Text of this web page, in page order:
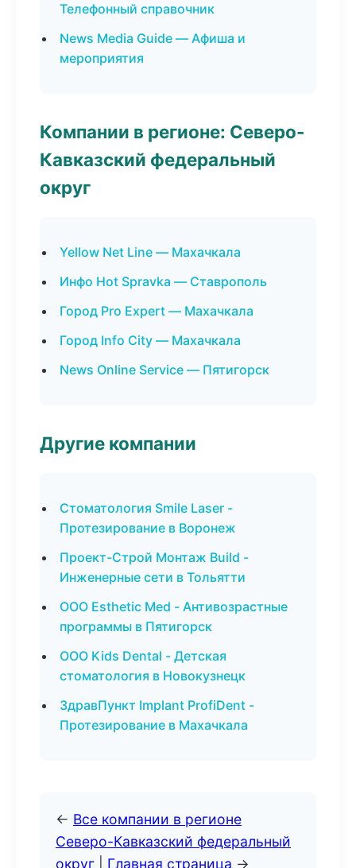
Телефонный справочник
News Media Guide — Афиша и
мероприятия
Компании в регионе: Северо-
Кавказский федеральный
округ
Yellow Net Line — Махачкала
Инфо Hot Spravka — Ставрополь
Город Pro Expert — Махачкала
Город Info City — Махачкала
News Online Service — Пятигорск
Другие компании
Стоматология Smile Laser -
Протезирование в Воронеж
Проект-Строй Монтаж Build -
Инженерные сети в Тольятти
ООО Esthetic Med - Антивозрастные
программы в Пятигорск
ООО Kids Dental - Детская
стоматология в Новокузнецк
ЗдравПункт Implant ProfiDent -
Протезирование в Махачкала
← Все компании в регионе
Северо-Кавказский федеральный
округ
Главная страница →